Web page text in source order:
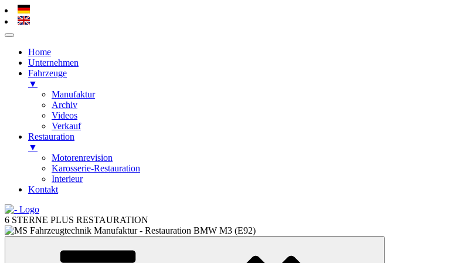
Home
Unternehmen
Fahrzeuge
▼
Manufaktur
Archiv
Videos
Verkauf
Restauration
▼
Motorenrevision
Karosserie-Restauration
Interieur
Kontakt
Zum
Inhalt
springen
6 STERNE PLUS RESTAURATION
Zum
Inhalt